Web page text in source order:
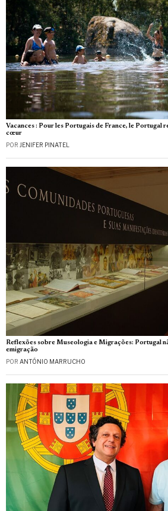
Vacances : Pour les Portugais de France, le Portugal
cœur
POR JENIFER PINATEL
Reflexões sobre Museologia e Migrações: Portugal
emigração
POR ANTÓNIO MARRUCHO